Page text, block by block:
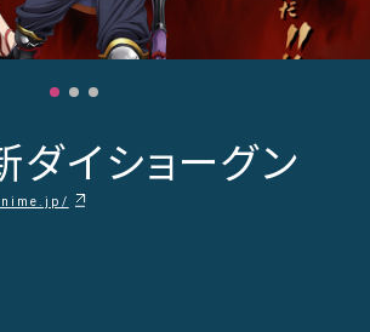
ダイショーグン